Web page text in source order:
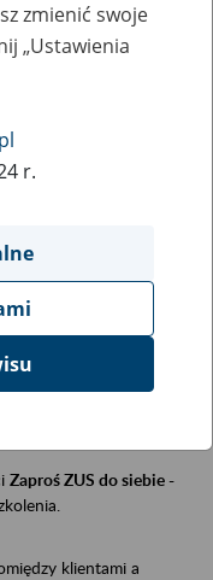
wizyty
50+
instytucji, urzędu.
Zaproś ZUS do siebie -
klientami a
zmienić swoje
„Ustawienia
r.